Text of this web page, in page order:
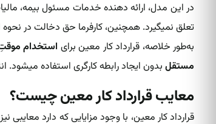
‌در این مدل، ارائه دهنده خدمات مسئول بیمه،
تعلق نمیگیرد. همچنین، کارفرما حق دخالت در نحوه
به‌طور خلاصه، قرارداد کار معین برای استخدام
مستقل بدون ایجاد رابطه کارگری استفاده میشود.
معایب قرارداد کار معین چیست؟
قرارداد کار معین، با وجود مزایایی که دارد معایبی